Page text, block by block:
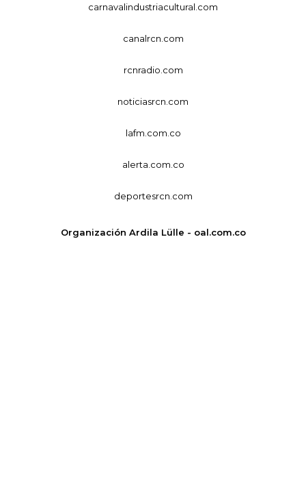
carnavalindustriacultural.com
canalrcn.com
rcnradio.com
noticiasrcn.com
lafm.com.co
alerta.com.co
deportesrcn.com
Organización Ardila Lülle - oal.com.co